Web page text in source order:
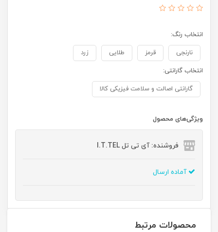
انتخاب رنگ:
نارنجی قرمز طلایی زرد
انتخاب گارانتی:
گارانتی اصالت و سلامت فیزیکی کالا
ویژگی‌های محصول
فروشنده: آی تی تل I.T.TEL
آماده ارسال
محصولات مرتبط